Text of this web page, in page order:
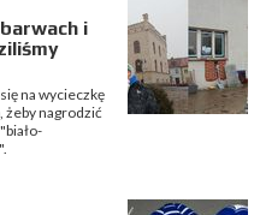
i
na wycieczkę
żeby nagrodzić